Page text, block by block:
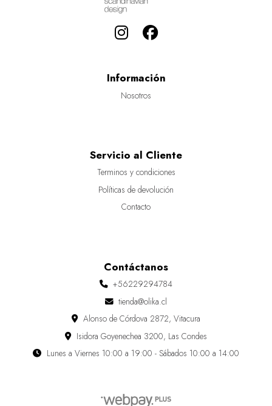
Información
Nosotros
Servicio al Cliente
Terminos y condiciones
Políticas de devolución
Contacto
Contáctanos
+56229294784
tienda@olika.cl
Alonso de Córdova 2872, Vitacura
Isidora Goyenechea 3200, Las Condes
Lunes a Viernes 10:00 a 19:00 - Sábados 10:00 a 14:00